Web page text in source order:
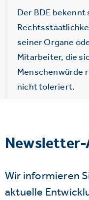
Der BDE bekennt
seiner Organe
Mitarbeiter, die
Menschenwürde
nicht toleriert.
Wir informieren
aktuelle